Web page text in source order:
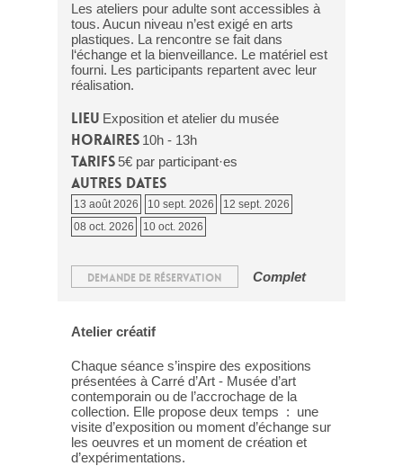
Les ateliers pour adulte sont accessibles à
tous. Aucun niveau n’est exigé en arts
plastiques. La rencontre se fait dans
l‘échange et la bienveillance. Le matériel est
fourni. Les participants repartent avec leur
réalisation.
Lieu Exposition et atelier du musée
Horaires 10h - 13h
Tarifs 5€ par participant·es
Autres dates
13 août 2026 10 sept. 2026
12 sept. 2026
08 oct. 2026
10 oct. 2026
DEMANDE DE RÉSERVATION Complet
Atelier créatif
Chaque séance s’inspire des expositions
présentées à Carré d’Art - Musée d’art
contemporain ou de l’accrochage de la
collection. Elle propose deux temps : une
visite d’exposition ou moment d’échange sur
les oeuvres et un moment de création et
d’expérimentations.